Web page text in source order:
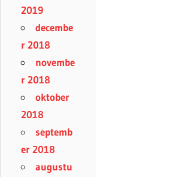
2019
decembe
r 2018
novembe
r 2018
oktober
2018
septemb
er 2018
augustu